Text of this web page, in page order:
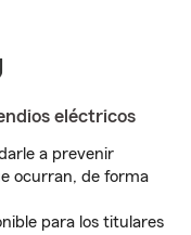
eléctricos
a prevenir
ocurran, de forma
para los titulares